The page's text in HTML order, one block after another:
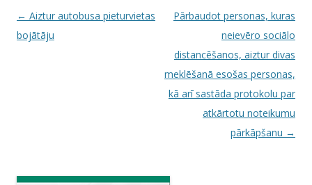
P
o
← Aiztur autobusa pieturvietas
bojātāju
Pārbaudot personas, kuras
neievēro sociālo
distancēšanos, aiztur divas
meklēšanā esošas personas,
kā arī sastāda protokolu par
atkārtotu noteikumu
pārkāpšanu →